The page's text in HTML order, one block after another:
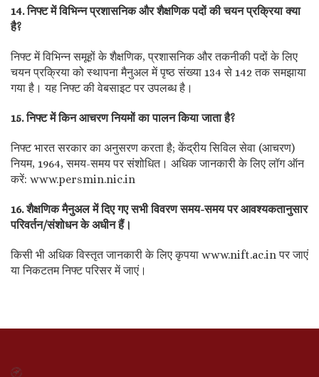
14. निफ्ट में विभिन्न प्रशासनिक और शैक्षणिक पदों की चयन प्रक्रिया क्या
है?
निफ्ट में विभिन्न समूहों के शैक्षणिक, प्रशासनिक और तकनीकी पदों के लिए
चयन प्रक्रिया को स्थापना मैनुअल में पृष्ठ संख्या 134 से 142 तक समझाया
गया है। यह निफ्ट की वेबसाइट पर उपलब्ध है।
15. निफ्ट में किन आचरण नियमों का पालन किया जाता है?
निफ्ट भारत सरकार का अनुसरण करता है; केंद्रीय सिविल सेवा (आचरण)
नियम, 1964, समय-समय पर संशोधित। अधिक जानकारी के लिए लॉग ऑन
करें: www.persmin.nic.in
16. शैक्षणिक मैनुअल में दिए गए सभी विवरण समय-समय पर आवश्यकतानुसार
परिवर्तन/संशोधन के अधीन हैं।
किसी भी अधिक विस्तृत जानकारी के लिए कृपया www.nift.ac.in पर जाएं
या निकटतम निफ्ट परिसर में जाएं।